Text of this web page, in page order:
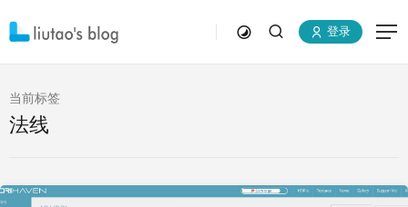
登录
当前标签
法线